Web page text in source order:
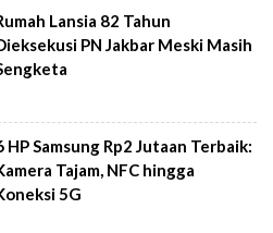
Lansia 82 Tahun
PN Jakbar Meski Masih
HP Samsung Rp2 Jutaan Terbaik:
Tajam, NFC hingga
5G